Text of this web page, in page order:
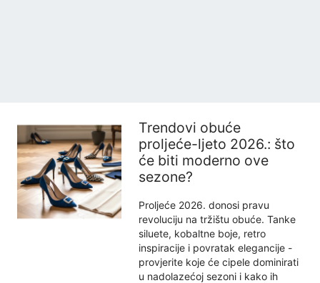
Trendovi obuće
proljeće-ljeto 2026.: što
će biti moderno ove
sezone?
Proljeće 2026. donosi pravu
revoluciju na tržištu obuće. Tanke
siluete, kobaltne boje, retro
inspiracije i povratak elegancije -
provjerite koje će cipele dominirati
u nadolazećoj sezoni i kako ih